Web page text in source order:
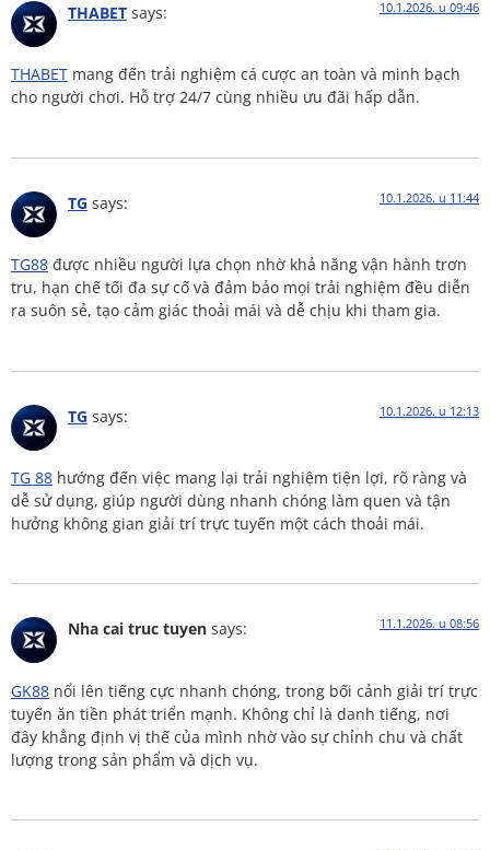
THABET says: 10.1.2026. u 09:46
THABET mang đến trải nghiệm cá cược an toàn và minh bạch
cho người chơi. Hỗ trợ 24/7 cùng nhiều ưu đãi hấp dẫn.
TG says: 10.1.2026. u 11:44
TG88 được nhiều người lựa chọn nhờ khả năng vận hành trơn
tru, hạn chế tối đa sự cố và đảm bảo mọi trải nghiệm đều diễn
ra suôn sẻ, tạo cảm giác thoải mái và dễ chịu khi tham gia.
TG says: 10.1.2026. u 12:13
TG 88 hướng đến việc mang lại trải nghiệm tiện lợi, rõ ràng và
dễ sử dụng, giúp người dùng nhanh chóng làm quen và tận
hưởng không gian giải trí trực tuyến một cách thoải mái.
Nha cai truc tuyen says: 11.1.2026. u 08:56
GK88 nổi lên tiếng cực nhanh chóng, trong bối cảnh giải trí trực
tuyến ăn tiền phát triển mạnh. Không chỉ là danh tiếng, nơi
đây khẳng định vị thế của mình nhờ vào sự chỉnh chu và chất
lượng trong sản phẩm và dịch vụ.